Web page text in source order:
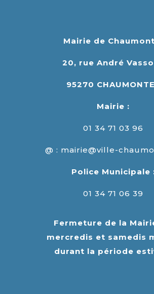
Mairie de
20, rue André
95270
Mairie :
01 34 71 03 96
@ : mairie@ville-
Police Municipale
01 34 71 06 39
Fermeture de la
mercredis et samedis
durant la période